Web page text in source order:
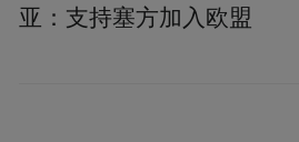
亚：支持塞方加入欧盟